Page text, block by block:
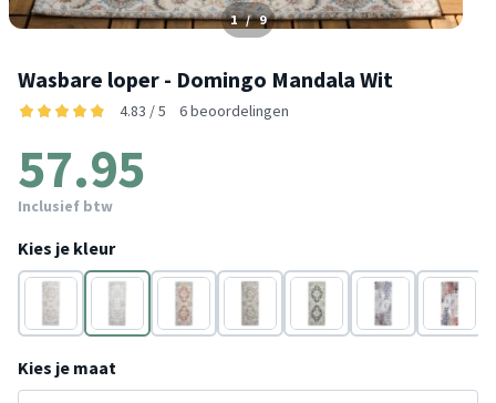
1 / 9
Wasbare loper - Domingo Mandala Wit
4.83 / 5 6 beoordelingen
57.95
Inclusief btw
Kies je kleur
Beige Wit TerracottaGroen Donkergroen
Taupe Crème
Kies je maat